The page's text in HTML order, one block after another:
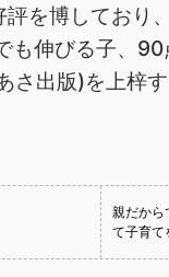
評を博しており
も伸びる子、
さ出版)を上梓す
親だか
て子育て